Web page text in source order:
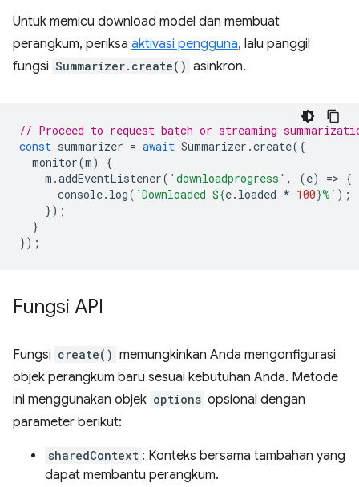
Untuk memicu download model dan membuat
perangkum, periksa aktivasi pengguna, lalu panggil
fungsi Summarizer.create() asinkron.
// Proceed to request batch or streaming
const summarizer = await Summarizer .create({
monitor(m)
{
m .addEventListener( 'downloadprogress' , (e) => {
console. log( `Downloaded ${e. loaded * 100}%` );
});
}
});
Fungsi API
Fungsi create() memungkinkan Anda mengonfigurasi
objek perangkum baru sesuai kebutuhan Anda. Metode
ini menggunakan objek options opsional dengan
parameter berikut:
sharedContext : Konteks bersama tambahan yang
dapat membantu perangkum.